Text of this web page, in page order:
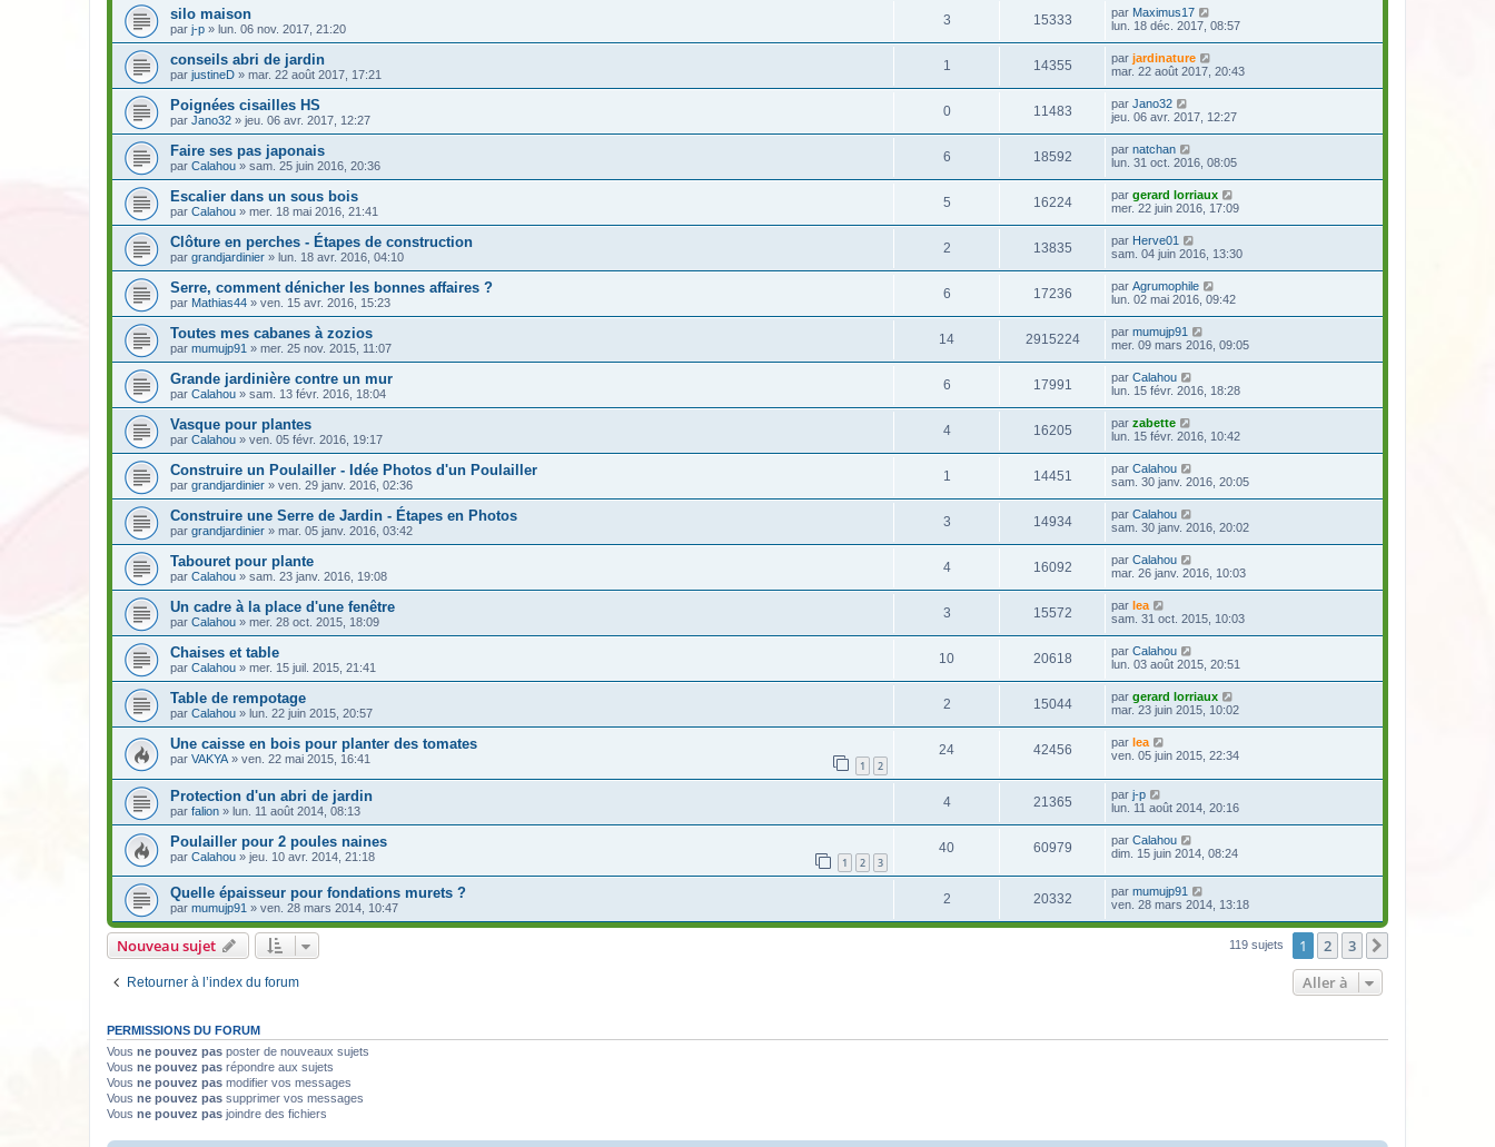
silo maison
par j-p » lun. 06 nov. 2017, 21:20
3 15333 par Maximus17
lun. 18 déc. 2017, 08:57
conseils abri de jardin
par justineD » mar. 22 août 2017, 17:21
1 14355 par jardinature
mar. 22 août 2017, 20:43
Poignées cisailles HS
par Jano32 » jeu. 06 avr. 2017, 12:27
0 11483 par Jano32
jeu. 06 avr. 2017, 12:27
Faire ses pas japonais
par Calahou » sam. 25 juin 2016, 20:36
6 18592 par natchan
lun. 31 oct. 2016, 08:05
Escalier dans un sous bois
par Calahou » mer. 18 mai 2016, 21:41
5 16224 par gerard lorriaux
mer. 22 juin 2016, 17:09
Clôture en perches - Étapes de construction
par grandjardinier » lun. 18 avr. 2016, 04:10
2 13835 par Herve01
sam. 04 juin 2016, 13:30
Serre, comment dénicher les bonnes affaires ?
par Mathias44 » ven. 15 avr. 2016, 15:23
6 17236 par Agrumophile
lun. 02 mai 2016, 09:42
Toutes mes cabanes à zozios
par mumujp91 » mer. 25 nov. 2015, 11:07
14 2915224 par mumujp91
mer. 09 mars 2016, 09:05
Grande jardinière contre un mur
par Calahou » sam. 13 févr. 2016, 18:04
6 17991 par Calahou
lun. 15 févr. 2016, 18:28
Vasque pour plantes
par Calahou » ven. 05 févr. 2016, 19:17
4 16205 par zabette
lun. 15 févr. 2016, 10:42
Construire un Poulailler - Idée Photos d'un Poulailler
par grandjardinier » ven. 29 janv. 2016, 02:36
1 14451 par Calahou
sam. 30 janv. 2016, 20:05
Construire une Serre de Jardin - Étapes en Photos
par grandjardinier » mar. 05 janv. 2016, 03:42
3 14934 par Calahou
sam. 30 janv. 2016, 20:02
Tabouret pour plante
par Calahou » sam. 23 janv. 2016, 19:08
4 16092 par Calahou
mar. 26 janv. 2016, 10:03
Un cadre à la place d'une fenêtre
par Calahou » mer. 28 oct. 2015, 18:09
3 15572 par lea
sam. 31 oct. 2015, 10:03
Chaises et table
par Calahou » mer. 15 juil. 2015, 21:41
10 20618 par Calahou
lun. 03 août 2015, 20:51
Table de rempotage
par Calahou » lun. 22 juin 2015, 20:57
2 15044 par gerard lorriaux
mar. 23 juin 2015, 10:02
Une caisse en bois pour planter des tomates
par VAKYA » ven. 22 mai 2015, 16:41 1 2
24 42456 par lea
ven. 05 juin 2015, 22:34
Protection d'un abri de jardin
par falion » lun. 11 août 2014, 08:13
4 21365 par j-p
lun. 11 août 2014, 20:16
Poulailler pour 2 poules naines
par Calahou » jeu. 10 avr. 2014, 21:18 1 2 3
40 60979 par Calahou
dim. 15 juin 2014, 08:24
Quelle épaisseur pour fondations murets ?
par mumujp91 » ven. 28 mars 2014, 10:47
2 20332 par mumujp91
ven. 28 mars 2014, 13:18
Nouveau sujet 119 sujets 1 2 3
Retourner à l’index du forum Aller à
PERMISSIONS DU FORUM
Vous ne pouvez pas poster de nouveaux sujets
Vous ne pouvez pas répondre aux sujets
Vous ne pouvez pas modifier vos messages
Vous ne pouvez pas supprimer vos messages
Vous ne pouvez pas joindre des fichiers